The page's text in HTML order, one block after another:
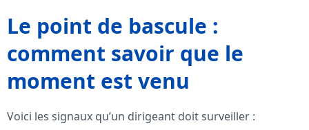
Le point de bascule :
comment savoir que le
moment est venu
Voici les signaux qu’un dirigeant doit surveiller :